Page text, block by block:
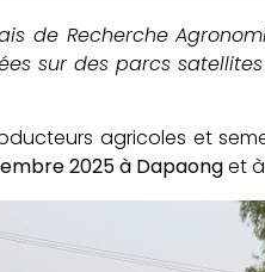
de Recherche
sur des parcs
agricoles et
2025 à Dapaonget à